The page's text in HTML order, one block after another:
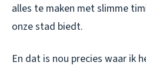
alles te maken met slimme
onze stad biedt.
En dat is nou precies waar ik